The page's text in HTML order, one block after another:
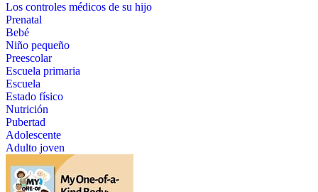
Los controles médicos de su hijo
Prenatal
Bebé
Niño pequeño
Preescolar
Escuela primaria
Escuela
Estado físico
Nutrición
Pubertad
Adolescente
Adulto joven